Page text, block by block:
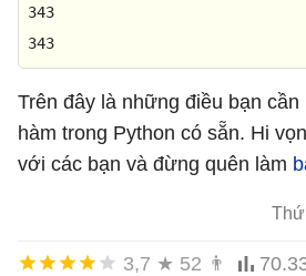
343
343
Trên đây là những điều bạn cần
hàm trong Python có sẵn. Hi
với các bạn và đừng quên làm
3,7 ★ 52 👨